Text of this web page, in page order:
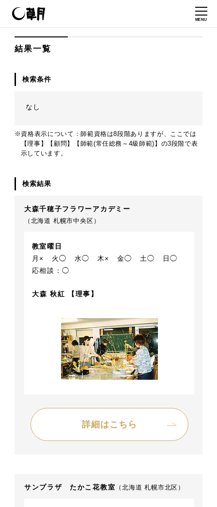
MENU
結果一覧
検索条件
なし
※資格表示について：師範資格は8段階ありますが、ここでは
【理事】【顧問】【師範(常任総務～4級師範)】の3段階で表
示しています。
検索結果
大森千穂子フラワーアカデミー
（北海道 札幌市中央区）
教室曜日
月×
火◯ 水◯ 木× 金◯ 土◯
日◯
応相談：◯
大森 秋紅 【理事】
詳細はこちら
サンプラザ たかこ花教室 （北海道 札幌市北区）